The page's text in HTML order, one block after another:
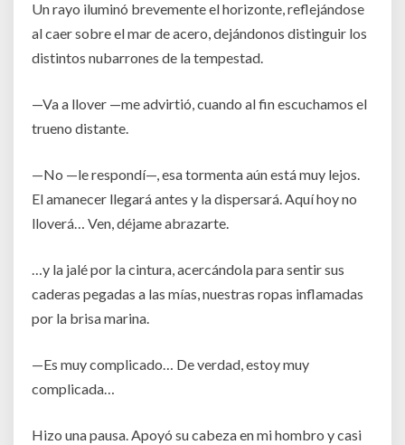
Un rayo iluminó brevemente el horizonte, reflejándose
al caer sobre el mar de acero, dejándonos distinguir los
distintos nubarrones de la tempestad.
—Va a llover —me advirtió, cuando al fin escuchamos el
trueno distante.
—No —le respondí—, esa tormenta aún está muy lejos.
El amanecer llegará antes y la dispersará. Aquí hoy no
lloverá… Ven, déjame abrazarte.
…y la jalé por la cintura, acercándola para sentir sus
caderas pegadas a las mías, nuestras ropas inflamadas
por la brisa marina.
—Es muy complicado… De verdad, estoy muy
complicada…
Hizo una pausa. Apoyó su cabeza en mi hombro y casi